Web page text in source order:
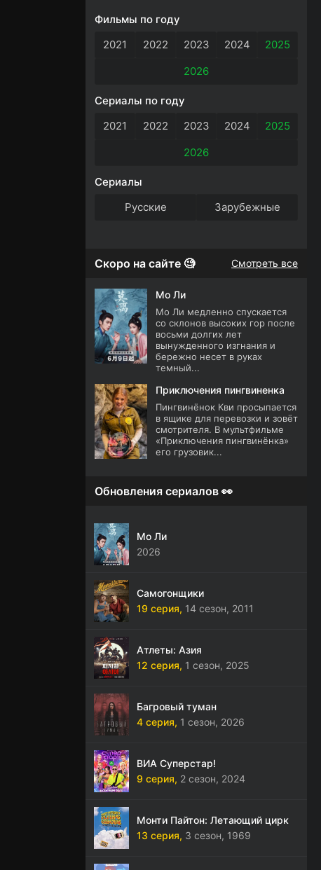
Фильмы по году
2021
2022 2023 2024
2025
2026
Сериалы по году
2021
2022 2023 2024
2025
2026
Сериалы
Русские
Зарубежные
Скоро на сайте 🧐 Смотреть все
Мо Ли
Мо Ли медленно спускается
со склонов высоких гор после
восьми долгих лет
вынужденного изгнания и
бережно несет в руках
темный...
Приключения пингвиненка
Пингвинёнок Кви просыпается
в ящике для перевозки и зовёт
смотрителя. В мультфильме
«Приключения пингвинёнка»
его грузовик...
Обновления сериалов 👀
Мо Ли
2026
Самогонщики
19 серия, 14 сезон, 2011
Атлеты: Азия
12 серия, 1 сезон, 2025
Багровый туман
4 серия, 1 сезон, 2026
ВИА Суперстар!
9 серия, 2 сезон, 2024
Монти Пайтон: Летающий цирк
13 серия, 3 сезон, 1969